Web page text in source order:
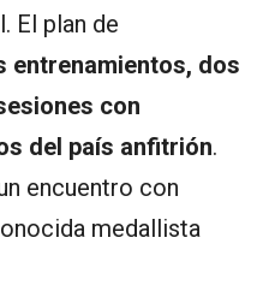
El plan de
entrenamientos, dos
con
del país anfitrión.
encuentro con
medallista